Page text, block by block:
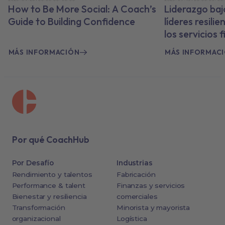
How to Be More Social: A Coach’s
Guide to Building Confidence
MÁS INFORMACIÓN
Liderazgo
líderes
los servicios
MÁS
Por qué CoachHub
Por Desafío
Rendimiento y talentos
Performance & talent
Bienestar y resiliencia
Transformación
organizacional
Industrias
Fabricación
Finanzas y servicios
comerciales
Minorista y mayorista
Logística